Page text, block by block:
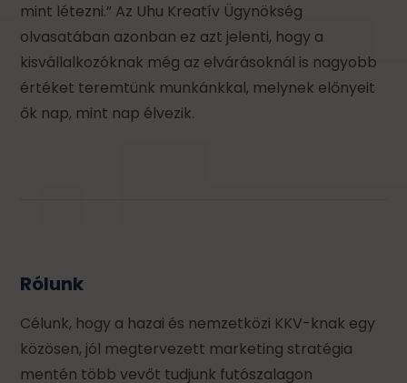
mint létezni.” Az Uhu Kreatív Ügynökség
olvasatában azonban ez azt jelenti, hogy a
kisvállalkozóknak még az elvárásoknál is nagyobb
értéket teremtünk munkánkkal, melynek előnyeit
ők nap, mint nap élvezik.
Rólunk
Célunk, hogy a hazai és nemzetközi KKV-knak egy
közösen, jól megtervezett marketing stratégia
mentén több vevőt tudjunk futószalagon